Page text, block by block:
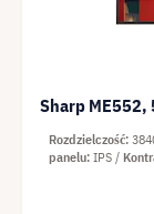
Sharp
Rozdzielczość
panelu IPS